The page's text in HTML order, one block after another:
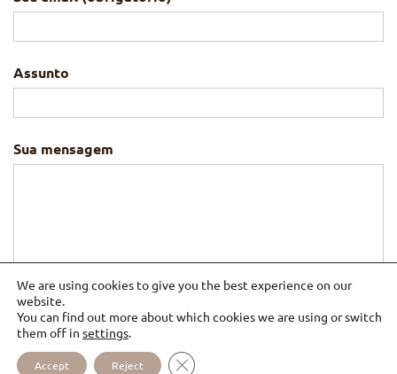
Assunto
Sua mensagem
We are using cookies to give you the best experience on our
website.
You can find out more about which cookies we are using or switch
them off in settings.
Accept Reject CLOSE GDPR COOKIE BANNER